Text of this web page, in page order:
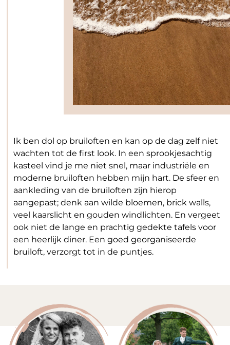
Ik ben dol op bruiloften en kan op de dag zelf niet
wachten tot de first look. In een sprookjesachtig
kasteel vind je me niet snel, maar industriële en
moderne bruiloften hebben mijn hart. De sfeer en
aankleding van de bruiloften zijn hierop
aangepast; denk aan wilde bloemen, brick walls,
veel kaarslicht en gouden windlichten. En vergeet
ook niet de lange en prachtig gedekte tafels voor
een heerlijk diner. Een goed georganiseerde
bruiloft, verzorgt tot in de puntjes.